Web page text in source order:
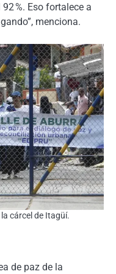
%. Eso fortalece a
menciona.
cárcel de Itagüí.
de paz de la